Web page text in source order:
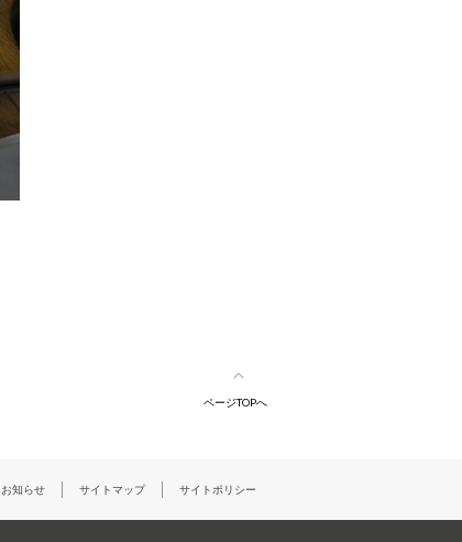
ページTOPへ
お知らせ サイトマップ サイトポリシー